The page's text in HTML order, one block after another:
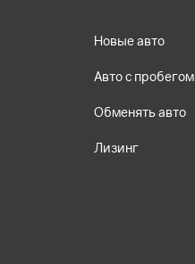
Новые авто
Авто с пробегом
Обменять авто
Лизинг